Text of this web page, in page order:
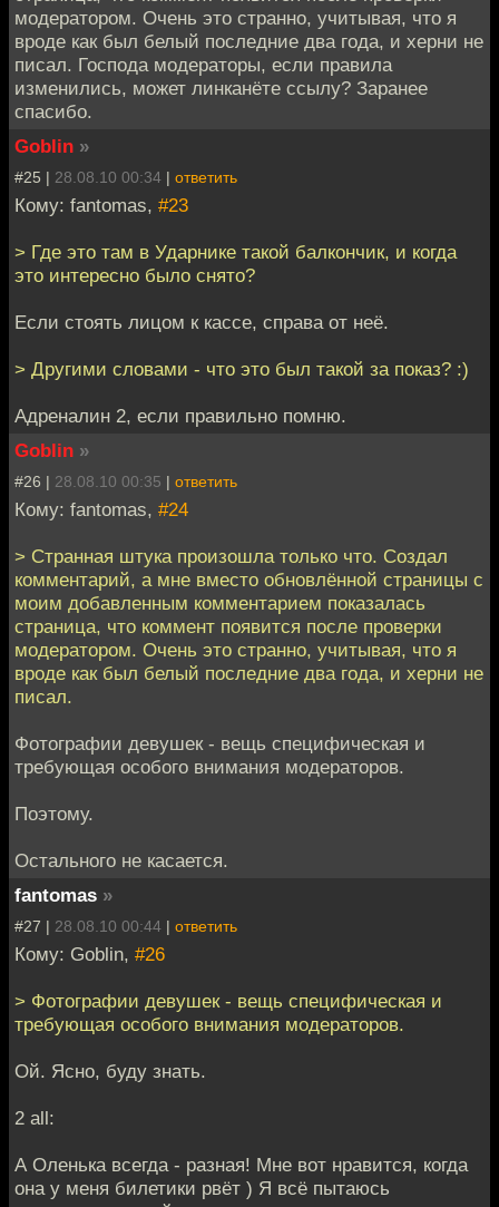
модератором. Очень это странно, учитывая, что я
вроде как был белый последние два года, и херни не
писал. Господа модераторы, если правила
изменились, может линканёте ссылу? Заранее
спасибо.
Goblin »
#25 | 28.08.10 00:34 | ответить
Кому: fantomas, #23
> Где это там в Ударнике такой балкончик, и когда
это интересно было снято?
Если стоять лицом к кассе, справа от неё.
> Другими словами - что это был такой за показ? :)
Адреналин 2, если правильно помню.
Goblin »
#26 | 28.08.10 00:35 | ответить
Кому: fantomas, #24
> Странная штука произошла только что. Создал
комментарий, а мне вместо обновлённой страницы с
моим добавленным комментарием показалась
страница, что коммент появится после проверки
модератором. Очень это странно, учитывая, что я
вроде как был белый последние два года, и херни не
писал.
Фотографии девушек - вещь специфическая и
требующая особого внимания модераторов.
Поэтому.
Остального не касается.
fantomas »
#27 | 28.08.10 00:44 | ответить
Кому: Goblin, #26
> Фотографии девушек - вещь специфическая и
требующая особого внимания модераторов.
Ой. Ясно, буду знать.
2 all:
А Оленька всегда - разная! Мне вот нравится, когда
она у меня билетики рвёт ) Я всё пытаюсь